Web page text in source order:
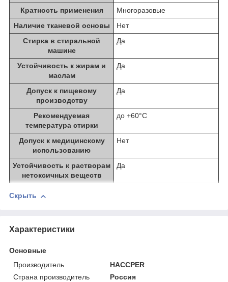
Кратность применения
Многоразовые
Наличие тканевой основы
Нет
Стирка в стиральной
машине
Да
Устойчивость к жирам и
маслам
Да
Допуск к пищевому
производству
Да
Рекомендуемая
температура стирки
до +60°С
Допуск к медицинскому
использованию
Нет
Устойчивость к растворам
нетоксичных веществ
Да
Скрыть
Характеристики
Основные
Производитель
HACCPER
Страна производитель
Россия